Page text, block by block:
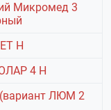
Микромед 3
H
4 H
ЛЮМ 2